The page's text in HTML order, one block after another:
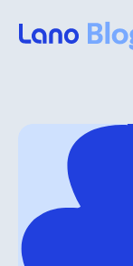
Warum Lano?
Preise